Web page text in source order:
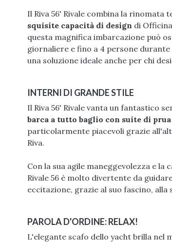
Il Riva 56' Rivale combina la
squisite capacità di design di
questa magnifica imbarcazione può
giornaliere e fino a 4 persone durante
una soluzione ideale anche per chi
INTERNI DI GRANDE STILE
Il Riva 56' Rivale vanta un fantastico
barca a tutto baglio con suite di prua
particolarmente piacevoli grazie
Riva.
Con la sua agile maneggevolezza e la
Rivale 56 è molto divertente da
eccitazione, grazie al suo fascino, alla
PAROLA D'ORDINE: RELAX!
L'elegante scafo dello yacht brilla nel